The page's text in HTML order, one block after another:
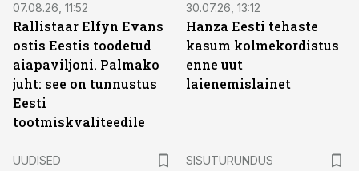
07.08.26, 11:52
Rallistaar Elfyn Evans
ostis Eestis toodetud
aiapaviljoni. Palmako
juht: see on tunnustus
Eesti
tootmiskvaliteedile
30.07.26, 13:12
Hanza Eesti tehaste
kasum kolmekordistus
enne uut
laienemislainet
UUDISED
SISUTURUNDUS